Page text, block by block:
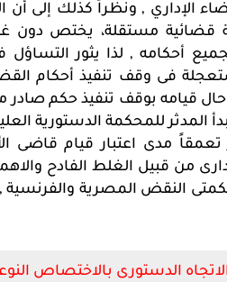
مستقلة، يختص دون
بجميع أحكامه , لذا يثور
فى وقف تنفيذ أحكام
حال قيامه بوقف تنفيذ حكم
المدثر للمحكمة الدستورية
تعمقاً مدى اعتبار قيام
النقض المصرية
الدستورى بالاختصاص